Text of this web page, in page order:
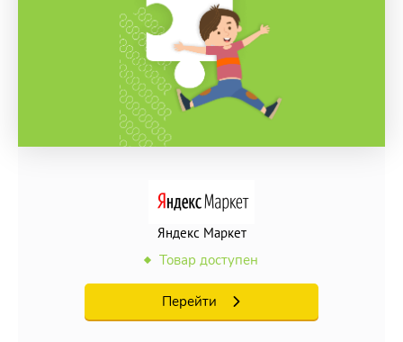
Яндекс Маркет
Товар доступен
Перейти